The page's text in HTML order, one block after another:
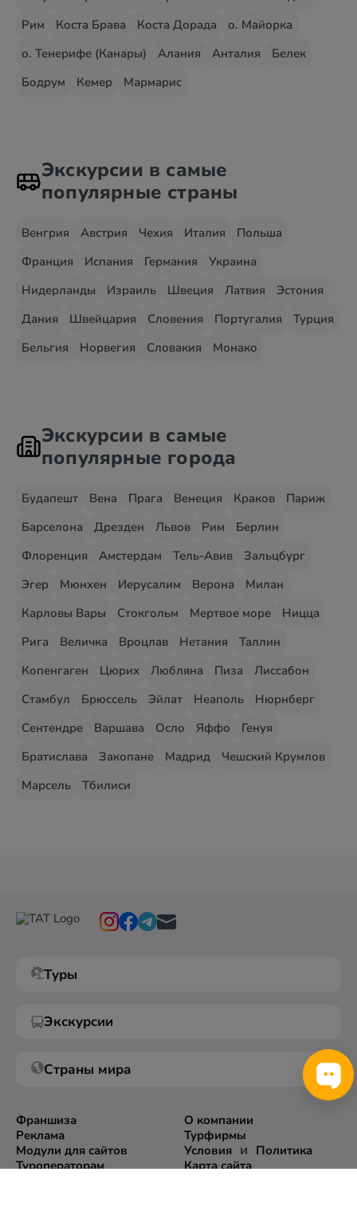
Рим
Коста Брава Коста Дорада
о. Майорка
о. Тенерифе (Канары)
Алания Анталия
Белек
Бодрум
Кемер Мармарис
Экскурсии в самые
популярные страны
Венгрия Австрия Чехия Италия
Польша
Франция
Испания Германия
Украина
Нидерланды
Израиль Швеция Латвия
Эстония
Дания
Швейцария Словения Португалия
Турция
Бельгия
Норвегия Словакия Монако
Экскурсии в самые
популярные города
Будапешт Вена Прага Венеция Краков
Париж
Барселона
Дрезден Львов Рим
Берлин
Флоренция
Амстердам Тель-Авив
Зальцбург
Эгер
Мюнхен Иерусалим Верона
Милан
Карловы Вары
Стокгольм Мертвое море
Ницца
Рига
Величка Вроцлав Нетания
Таллин
Копенгаген
Цюрих Любляна Пиза
Лиссабон
Стамбул
Брюссель Эйлат Неаполь
Нюрнберг
Сентендре
Варшава Осло Яффо
Генуя
Братислава
Закопане Мадрид
Чешский Крумлов
Марсель
Тбилиси
Туры
Экскурсии
Страны мира
Франшиза
Реклама
Модули для сайтов
Туроператорам
О компании
Турфирмы
Условияи Политика
Карта сайта